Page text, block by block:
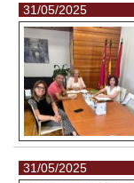
31/05/2025
31/05/2025